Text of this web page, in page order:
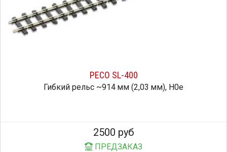
PECO SL-400
Гибкий рельс ~914 мм (2,03 мм), H0e
2500 руб
ПРЕДЗАКАЗ